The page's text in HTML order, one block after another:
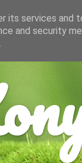
its services and
and security